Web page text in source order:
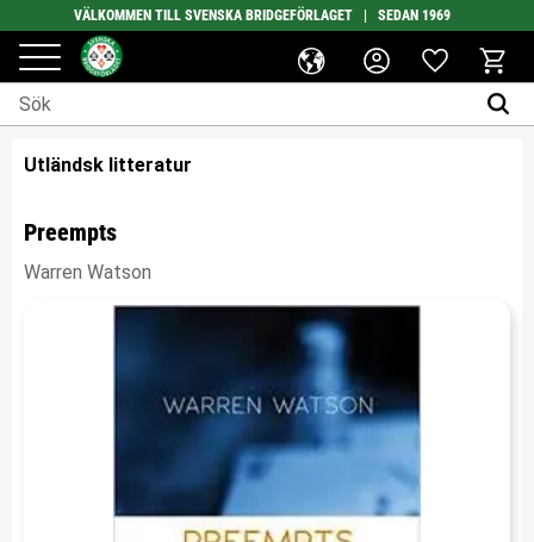
Meny
VÄLKOMMEN TILL SVENSKA BRIDGEFÖRLAGET | SEDAN 1969
Favoriter
Utländsk litteratur
Preempts
Warren Watson